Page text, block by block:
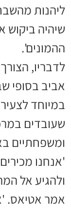
ליהנות
שיהיה ביקוש
ההמונים'.
לדבריו,
אביב בסופי
במיוחד
שעובדים
ומשפחתיים
'אנחנו
ולהגיע אל
אמר אטיאס.